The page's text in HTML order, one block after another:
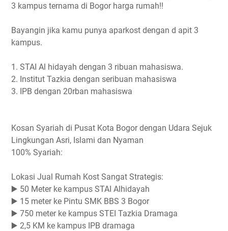
3 kampus ternama di Bogor harga rumah!!
Bayangin jika kamu punya aparkost dengan d apit 3
kampus.
1. STAI Al hidayah dengan 3 ribuan mahasiswa.
2. Institut Tazkia dengan seribuan mahasiswa
3. IPB dengan 20rban mahasiswa
Kosan Syariah di Pusat Kota Bogor dengan Udara Sejuk
Lingkungan Asri, Islami dan Nyaman
100% Syariah:
Lokasi Jual Rumah Kost Sangat Strategis:
▶️ 50 Meter ke kampus STAI Alhidayah
▶️ 15 meter ke Pintu SMK BBS 3 Bogor
▶️ 750 meter ke kampus STEI Tazkia Dramaga
▶️ 2,5 KM ke kampus IPB dramaga